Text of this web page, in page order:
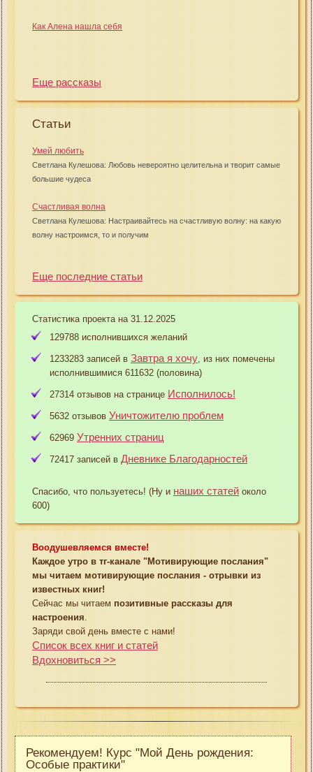
Как Алена нашла себя
Еще рассказы
Статьи
Умей любить
Светлана Кулешова: Любовь невероятно целительна и творит самые
большие чудеса
Счастливая волна
Светлана Кулешова: Настраивайтесь на счастливую волну: на какую
волну настроимся, то и получим
Еще последние статьи
Статистика проекта на 31.12.2025
129788 исполнившихся желаний
1233283 записей в Завтра я хочу , из них помечены
исполнившимися 611632 (половина)
27314 отзывов на странице Исполнилось!
5632 отзывов Уничтожителю проблем
62969 Утренних страниц
72417 записей в Дневнике Благодарностей
Спасибо, что пользуетесь! (Ну и наших статей около
600)
Воодушевляемся вместе!
Каждое утро в тг-канале "Мотивирующие послания"
мы читаем мотивирующие послания - отрывки из
известных книг!
Сейчас мы читаем позитивные рассказы для
настроения
Заряди свой день вместе с нами!
Список всех книг и статей
Вдохновиться >>
Рекомендуем! Курс "Мой День рождения:
Особые практики"